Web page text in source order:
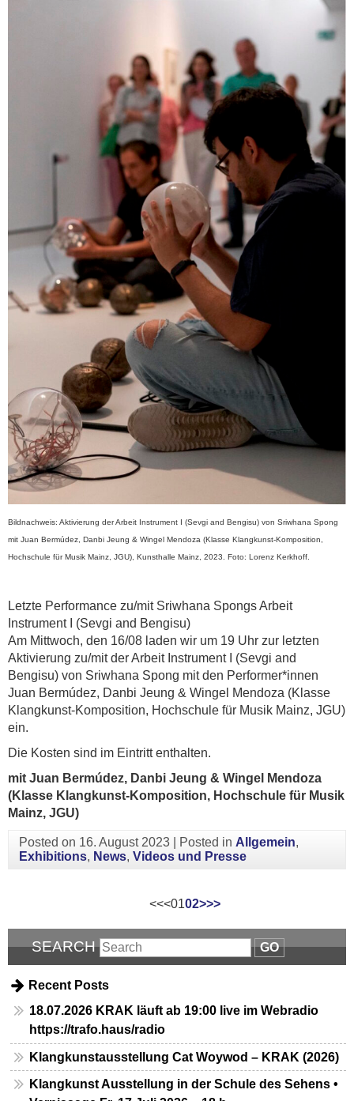
Bildnachweis: Aktivierung der Arbeit Instrument I (Sevgi and Bengisu) von Sriwhana Spong
mit Juan Bermúdez, Danbi Jeung & Wingel Mendoza (Klasse Klangkunst-Komposition,
Hochschule für Musik Mainz, JGU), Kunsthalle Mainz, 2023. Foto: Lorenz Kerkhoff.
Letzte Performance zu/mit Sriwhana Spongs Arbeit
Instrument I (Sevgi and Bengisu)
Am Mittwoch, den 16/08 laden wir um 19 Uhr zur letzten
Aktivierung zu/mit der Arbeit Instrument I (Sevgi and
Bengisu) von Sriwhana Spong mit den Performer*innen
Juan Bermúdez, Danbi Jeung & Wingel Mendoza (Klasse
Klangkunst-Komposition, Hochschule für Musik Mainz, JGU)
ein.
Die Kosten sind im Eintritt enthalten.
mit Juan Bermúdez, Danbi Jeung & Wingel Mendoza
(Klasse Klangkunst-Komposition, Hochschule für Musik
Mainz, JGU)
Posted on 16. August 2023| Posted in Allgemein,
Exhibitions, News, Videos und Presse
<<<0102>>>
SEARCH GO
Recent Posts
18.07.2026 KRAK läuft ab 19:00 live im Webradio
https://trafo.haus/radio
Klangkunstausstellung Cat Woywod – KRAK (2026)
Klangkunst Ausstellung in der Schule des Sehens •